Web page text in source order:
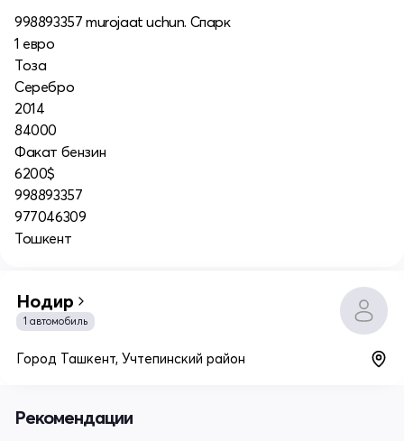
998893357 murojaat uchun. Спарк
1 евро
Тоза
Серебро
2014
84000
Факат бензин
6200$
998893357
977046309
Тошкент
Нодир
1 автомобиль
Город Ташкент, Учтепинский район
Рекомендации